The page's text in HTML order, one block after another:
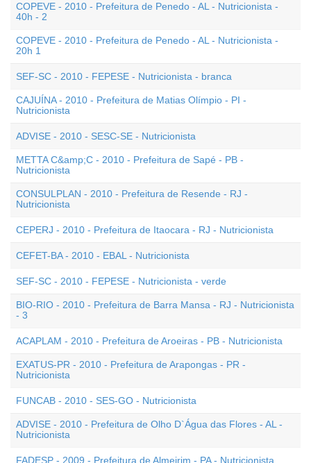
COPEVE - 2010 - Prefeitura de Penedo - AL - Nutricionista -
40h - 2
COPEVE - 2010 - Prefeitura de Penedo - AL - Nutricionista -
20h 1
SEF-SC - 2010 - FEPESE - Nutricionista - branca
CAJUÍNA - 2010 - Prefeitura de Matias Olímpio - PI -
Nutricionista
ADVISE - 2010 - SESC-SE - Nutricionista
METTA C&amp;C - 2010 - Prefeitura de Sapé - PB -
Nutricionista
CONSULPLAN - 2010 - Prefeitura de Resende - RJ -
Nutricionista
CEPERJ - 2010 - Prefeitura de Itaocara - RJ - Nutricionista
CEFET-BA - 2010 - EBAL - Nutricionista
SEF-SC - 2010 - FEPESE - Nutricionista - verde
BIO-RIO - 2010 - Prefeitura de Barra Mansa - RJ - Nutricionista
- 3
ACAPLAM - 2010 - Prefeitura de Aroeiras - PB - Nutricionista
EXATUS-PR - 2010 - Prefeitura de Arapongas - PR -
Nutricionista
FUNCAB - 2010 - SES-GO - Nutricionista
ADVISE - 2010 - Prefeitura de Olho D`Água das Flores - AL -
Nutricionista
FADESP - 2009 - Prefeitura de Almeirim - PA - Nutricionista